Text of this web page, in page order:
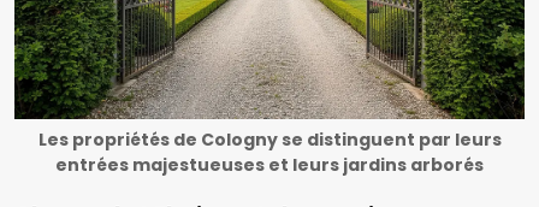
Les propriétés de Cologny se distinguent par leurs
entrées majestueuses et leurs jardins arborés